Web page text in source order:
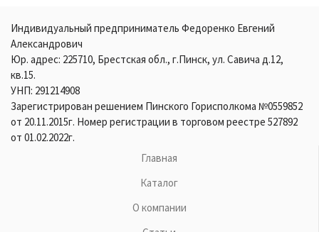
Индивидуальный предприниматель Федоренко Евгений
Александрович
Юр. адрес: 225710, Брестская обл., г.Пинск, ул. Савича д.12,
кв.15.
УНП: 291214908
Зарегистрирован решением Пинского Горисполкома №0559852
от 20.11.2015г. Номер регистрации в торговом реестре 527892
от 01.02.2022г.
Главная
Каталог
О компании